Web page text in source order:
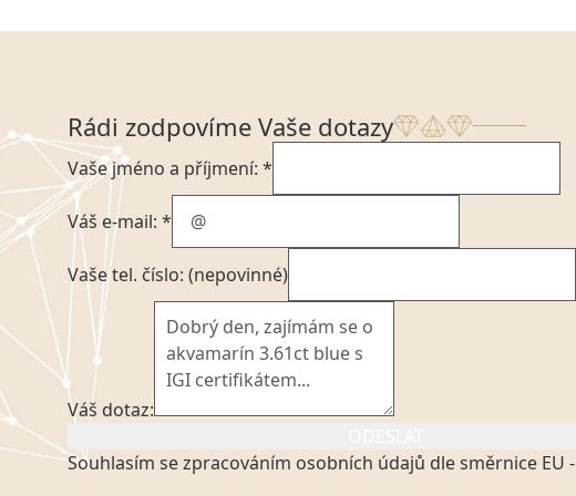
Rádi zodpovíme Vaše dotazy
Vaše jméno a příjmení: *
Váš e-mail: *
Vaše tel. číslo: (nepovinné)
Váš dotaz:
Souhlasím se zpracováním osobních údajů dle směrnice EU -